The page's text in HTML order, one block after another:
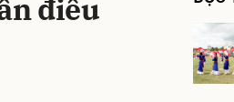
điều
Gửi